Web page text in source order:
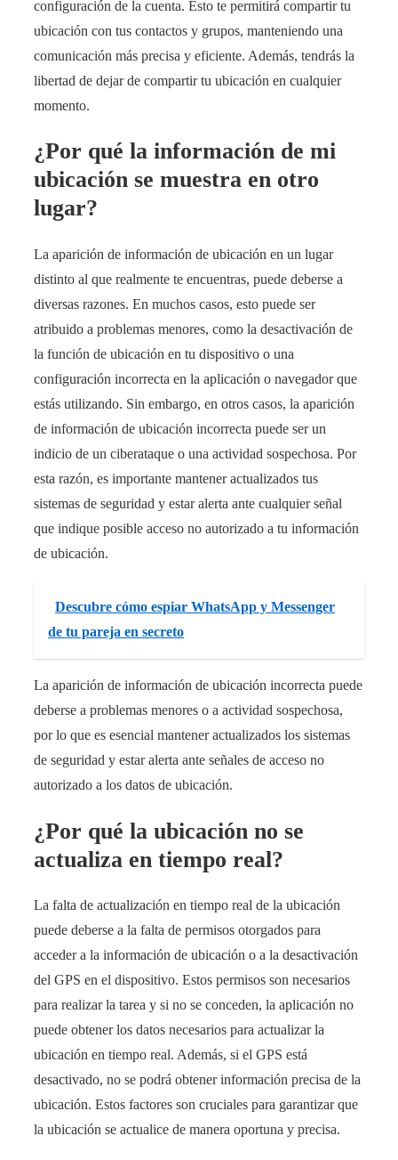
configuración de la cuenta. Esto te permitirá compartir tu
ubicación con tus contactos y grupos, manteniendo una
comunicación más precisa y eficiente. Además, tendrás la
libertad de dejar de compartir tu ubicación en cualquier
momento.
¿Por qué la información de mi
ubicación se muestra en otro
lugar?
La aparición de información de ubicación en un lugar
distinto al que realmente te encuentras, puede deberse a
diversas razones. En muchos casos, esto puede ser
atribuido a problemas menores, como la desactivación de
la función de ubicación en tu dispositivo o una
configuración incorrecta en la aplicación o navegador que
estás utilizando. Sin embargo, en otros casos, la aparición
de información de ubicación incorrecta puede ser un
indicio de un ciberataque o una actividad sospechosa. Por
esta razón, es importante mantener actualizados tus
sistemas de seguridad y estar alerta ante cualquier señal
que indique posible acceso no autorizado a tu información
de ubicación.
Descubre cómo espiar WhatsApp y Messenger
de tu pareja en secreto
La aparición de información de ubicación incorrecta puede
deberse a problemas menores o a actividad sospechosa,
por lo que es esencial mantener actualizados los sistemas
de seguridad y estar alerta ante señales de acceso no
autorizado a los datos de ubicación.
¿Por qué la ubicación no se
actualiza en tiempo real?
La falta de actualización en tiempo real de la ubicación
puede deberse a la falta de permisos otorgados para
acceder a la información de ubicación o a la desactivación
del GPS en el dispositivo. Estos permisos son necesarios
para realizar la tarea y si no se conceden, la aplicación no
puede obtener los datos necesarios para actualizar la
ubicación en tiempo real. Además, si el GPS está
desactivado, no se podrá obtener información precisa de la
ubicación. Estos factores son cruciales para garantizar que
la ubicación se actualice de manera oportuna y precisa.